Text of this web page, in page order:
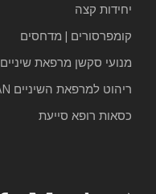
יחידות קצה
קומפרסורים | מדחסים
מנועי סקשן מרפאת שיניים
ריהוט למרפאת השיניים LORAN
כסאות רופא סייעת